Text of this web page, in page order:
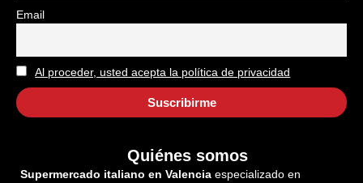
Email
Al proceder, usted acepta la política de privacidad
Quiénes somos
Supermercado italiano en Valencia especializado en